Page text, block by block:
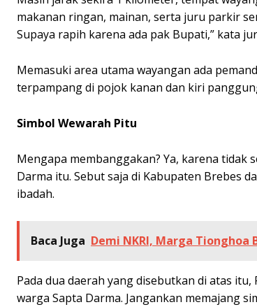
makanan ringan, mainan, serta juru parkir
Supaya rapih karena ada pak Bupati,” kata
Memasuki area utama wayangan ada
terpampang di pojok kanan dan kiri
Simbol Wewarah Pitu
Mengapa membanggakan? Ya, karena tidak
Darma itu. Sebut saja di Kabupaten Brebes
ibadah.
Baca Juga Demi NKRI, Marga Tionghoa
Pada dua daerah yang disebutkan di atas
warga Sapta Darma. Jangankan memajang